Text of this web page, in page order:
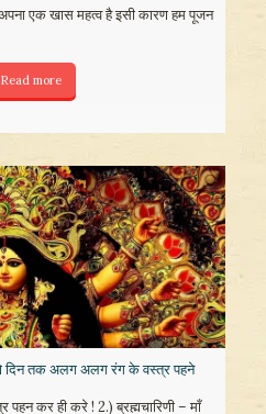
अपना एक खास महत्व है इसी कारण हम पूजन
Read more
दिन तक अलग अलग रंग के वस्त्र पहने
पहन कर ही करे ! 2.) ब्रह्मचारिणी – माँ